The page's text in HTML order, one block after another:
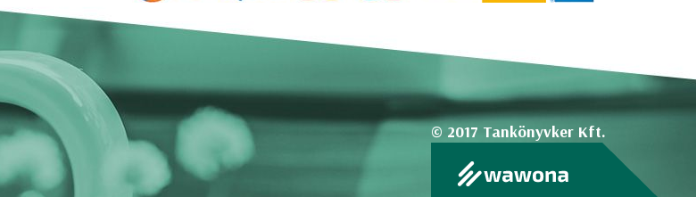
© 2017 Tankönyvker Kft.